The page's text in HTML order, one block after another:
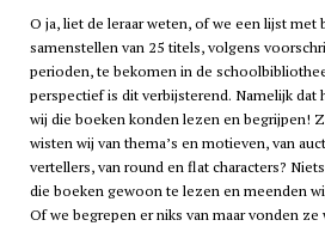
O ja, liet de leraar weten, of we een lijst met
samenstellen van 25 titels, volgens
perioden, te bekomen in de
perspectief is dit verbijsterend. Namelijk dat
wij die boeken konden lezen en begrijpen!
wisten wij van thema’s en motieven, van
vertellers, van round en flat characters?
die boeken gewoon te lezen en meenden
Of we begrepen er niks van maar vonden